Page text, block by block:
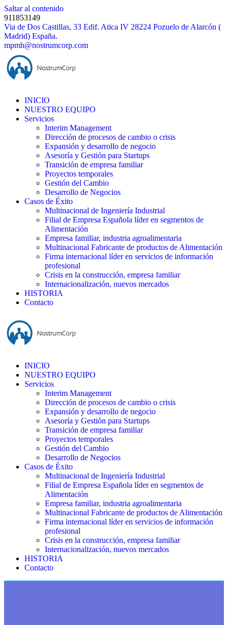
Saltar al contenido
911853149
Via de Dos Castillas, 33 Edif. Atica IV 28224 Pozuelo de Alarcón (
Madrid) España.
mpmh@nostrumcorp.com
INICIO
NUESTRO EQUIPO
Servicios
Interim Management
Dirección de procesos de cambio o crisis
Expansión y desarrollo de negocio
Asesoría y Gestión para Startups
Transición de empresa familiar
Proyectos temporales
Gestión del Cambio
Desarrollo de Negocios
Casos de Éxito
Multinacional de Ingeniería Industrial
Filial de Empresa Española líder en segmentos de
Alimentación
Empresa familiar, industria agroalimentaria
Multinacional Fabricante de productos de Alimentación
Firma internacional líder en servicios de información
profesional
Crisis en la construcción, empresa familiar
Internacionalización, nuevos mercados
HISTORIA
Contacto
INICIO
NUESTRO EQUIPO
Servicios
Interim Management
Dirección de procesos de cambio o crisis
Expansión y desarrollo de negocio
Asesoría y Gestión para Startups
Transición de empresa familiar
Proyectos temporales
Gestión del Cambio
Desarrollo de Negocios
Casos de Éxito
Multinacional de Ingeniería Industrial
Filial de Empresa Española líder en segmentos de
Alimentación
Empresa familiar, industria agroalimentaria
Multinacional Fabricante de productos de Alimentación
Firma internacional líder en servicios de información
profesional
Crisis en la construcción, empresa familiar
Internacionalización, nuevos mercados
HISTORIA
Contacto